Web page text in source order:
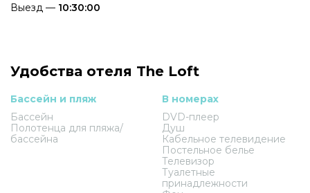
Выезд — 10:30:00
Удобства отеля The Loft
Бассейн и пляж
Бассейн
Полотенца для пляжа/
бассейна
В номерах
DVD-плеер
Душ
Кабельное телевидение
Постельное белье
Телевизор
Туалетные
принадлежности